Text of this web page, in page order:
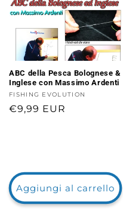
ABC della Pesca Bolognese &
Inglese con Massimo Ardenti
Fornitore:
FISHING EVOLUTION
Prezzo
€9,99 EUR
Aggiungi al carrello